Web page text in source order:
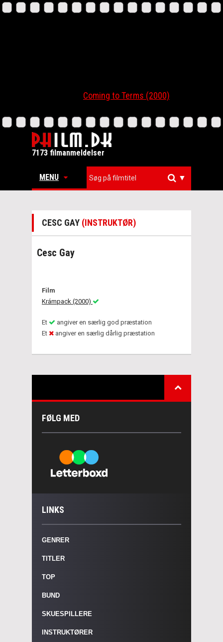
Coming to Terms (2000)
7173 filmanmeldelser
MENU ▼
CESC GAY (INSTRUKTØR)
Cesc Gay
Film
Krámpack (2000)
Et
angiver en særlig god præstation
Et
angiver en særlig dårlig præstation
FØLG MED
LINKS
GENRER
TITLER
TOP
BUND
SKUESPILLERE
INSTRUKTØRER